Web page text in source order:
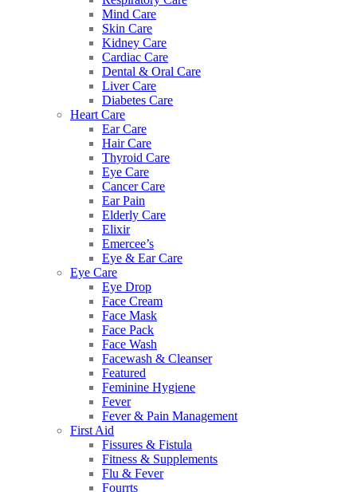
Mind Care
Skin Care
Kidney Care
Cardiac Care
Dental & Oral Care
Liver Care
Diabetes Care
Heart Care
Ear Care
Hair Care
Thyroid Care
Eye Care
Cancer Care
Ear Pain
Elderly Care
Elixir
Emercee’s
Eye & Ear Care
Eye Care
Eye Drop
Face Cream
Face Mask
Face Pack
Face Wash
Facewash & Cleanser
Featured
Feminine Hygiene
Fever
Fever & Pain Management
First Aid
Fissures & Fistula
Fitness & Supplements
Flu & Fever
Fourrts